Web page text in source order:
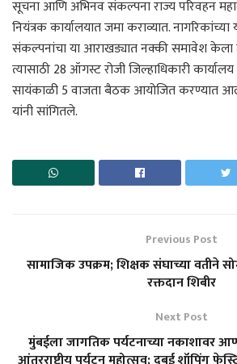
सूचना आणि अभिनव संकल्पना राज्य परिवहन
नियंत्रक कार्यालयात जमा कराव्यात.
संकल्पनांचा या आराखड्यात नक्की समावेश केला
त्यासाठी 28 ऑगस्ट रोजी जिल्हाधिकारी
सायंकाळी 5 वाजता बैठक आयोजित करण्यात
यांनी सांगितले.
Previous Post
सामाजिक उपक्रम; शिक्षक संघाच्या वतीने
रक्तदान शिबीर
Next Post
मुंबईला जागतिक पर्यटनाच्या नकाशावर